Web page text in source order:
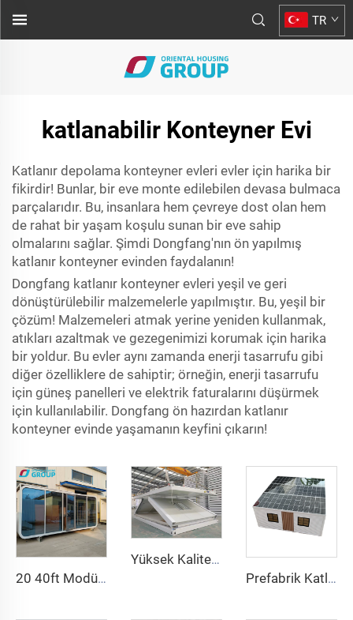
TR
katlanabilir Konteyner Evi
Katlanır depolama konteyner evleri evler için harika bir
fikirdir! Bunlar, bir eve monte edilebilen devasa bulmaca
parçalarıdır. Bu, insanlara hem çevreye dost olan hem
de rahat bir yaşam koşulu sunan bir eve sahip
olmalarını sağlar. Şimdi Dongfang'nın ön yapılmış
katlanır konteyner evinden faydalanın!
Dongfang katlanır konteyner evleri yeşil ve geri
dönüştürülebilir malzemelerle yapılmıştır. Bu, yeşil bir
çözüm! Malzemeleri atmak yerine yeniden kullanmak,
atıkları azaltmak ve gezegenimizi korumak için harika
bir yoldur. Bu evler aynı zamanda enerji tasarrufu gibi
diğer özelliklere de sahiptir; örneğin, enerji tasarrufu
için güneş panelleri ve elektrik faturalarını düşürmek
için kullanılabilir. Dongfang ön hazırdan katlanır
konteyner evinde yaşamanın keyfini çıkarın!
20 40ft Modüler Prefabrik Küçük Evler Konteyner Ofis Taşınabilir Apple Ev Pod Taşınabilir Apple Kabin
Yüksek Kaliteli Katlanabilir Ayrılabilir Z Tipi Mobil Ev Prefabrik Düz Paket Evler Madencilik Kamp Ofisi için Katlanabilir Konteyner Ev
Prefabrik Katlanabilir Konteyner Ev, Özelleştirilebilir Hızlı Montajlı Küçük Konteyner Ev Satılık